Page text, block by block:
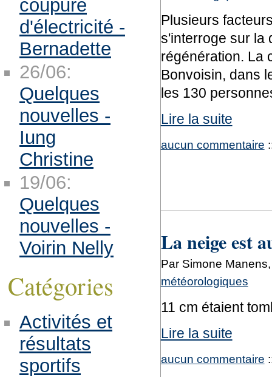
Plusieurs
s'interroge sur la
régénération. La
Bonvoisin, dans
les 130
Lire la suite
aucun commentaire
La neige est
Par Simone
météorologiques
11 cm étaient
Lire la suite
aucun commentaire
coupure
d'électricité -
Bernadette
26/06:
Quelques
nouvelles -
Iung
Christine
19/06:
Quelques
nouvelles -
Voirin Nelly
Catégories
Activités et
résultats
sportifs